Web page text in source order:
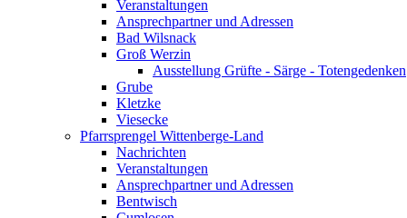
Veranstaltungen
Ansprechpartner und Adressen
Bad Wilsnack
Groß Werzin
Ausstellung Grüfte - Särge - Totengedenken
Grube
Kletzke
Viesecke
Pfarrsprengel Wittenberge-Land
Nachrichten
Veranstaltungen
Ansprechpartner und Adressen
Bentwisch